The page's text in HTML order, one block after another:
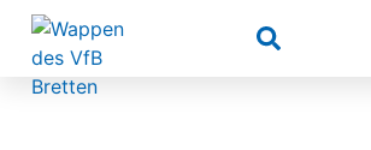
Suchen